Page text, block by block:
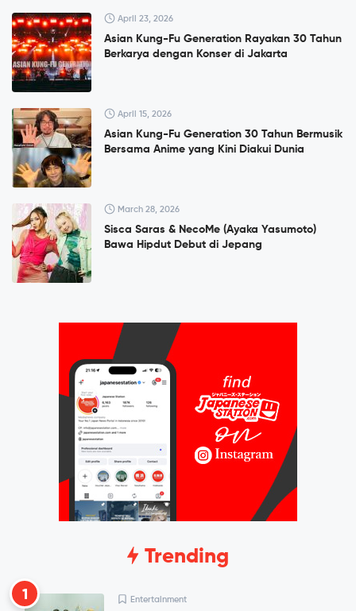
April 23, 2026
Asian Kung-Fu Generation Rayakan 30 Tahun
Berkarya dengan Konser di Jakarta
April 15, 2026
Asian Kung-Fu Generation 30 Tahun Bermusik
Bersama Anime yang Kini Diakui Dunia
March 28, 2026
Sisca Saras & NecoMe (Ayaka Yasumoto)
Bawa Hipdut Debut di Jepang
Trending
1 Entertainment